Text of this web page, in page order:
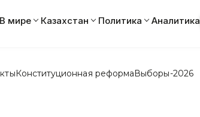
В мире Казахстан Политика Аналитика
Конституционная реформаВыборы-2026